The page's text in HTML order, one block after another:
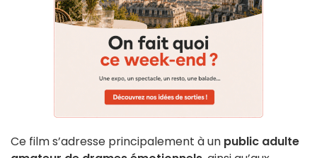
Ce film s’adresse principalement à un public adulte